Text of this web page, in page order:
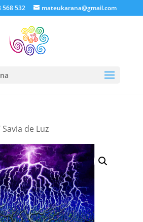
568 532 mateukarana@gmail.com
Savia de Luz